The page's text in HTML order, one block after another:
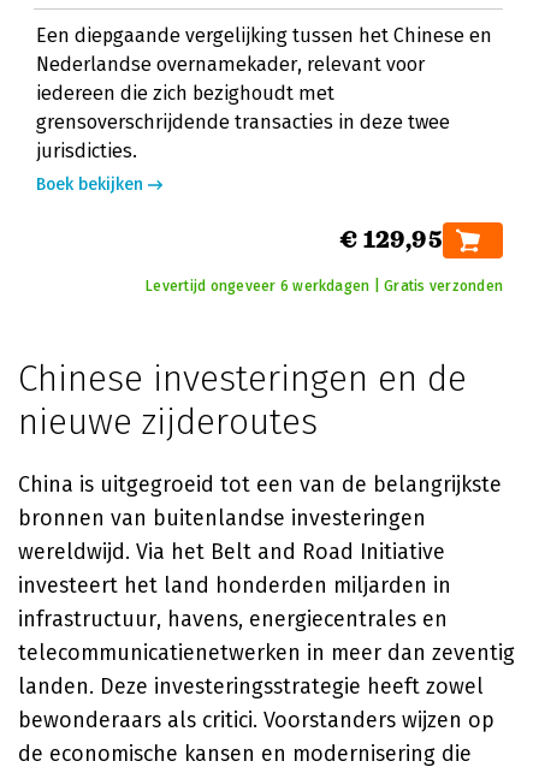
Een diepgaande vergelijking tussen het Chinese en
Nederlandse overnamekader, relevant voor
iedereen die zich bezighoudt met
grensoverschrijdende transacties in deze twee
jurisdicties.
Boek bekijken
€ 129,95
Levertijd ongeveer 6 werkdagen | Gratis verzonden
Chinese investeringen en de
nieuwe zijderoutes
China is uitgegroeid tot een van de belangrijkste
bronnen van buitenlandse investeringen
wereldwijd. Via het Belt and Road Initiative
investeert het land honderden miljarden in
infrastructuur, havens, energiecentrales en
telecommunicatienetwerken in meer dan zeventig
landen. Deze investeringsstrategie heeft zowel
bewonderaars als critici. Voorstanders wijzen op
de economische kansen en modernisering die